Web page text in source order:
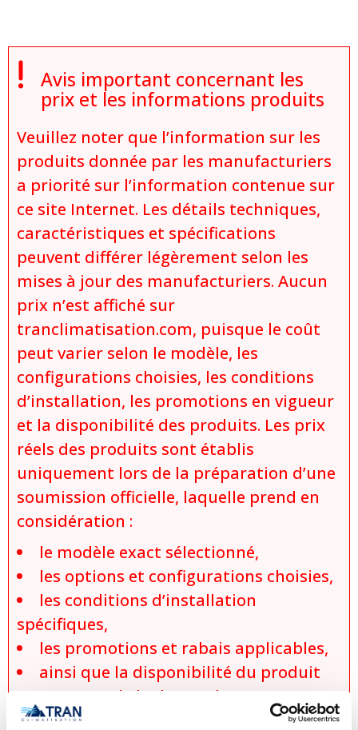
 Avis important concernant les
prix et les informations produits
Veuillez noter que l’information sur les
produits donnée par les manufacturiers
a priorité sur l’information contenue sur
ce site Internet. Les détails techniques,
caractéristiques et spécifications
peuvent différer légèrement selon les
mises à jour des manufacturiers. Aucun
prix n’est affiché sur
tranclimatisation.com, puisque le coût
peut varier selon le modèle, les
configurations choisies, les conditions
d’installation, les promotions en vigueur
et la disponibilité des produits. Les prix
réels des produits sont établis
uniquement lors de la préparation d’une
soumission officielle, laquelle prend en
considération :
le modèle exact sélectionné,
les options et configurations choisies,
les conditions d’installation
spécifiques,
les promotions et rabais applicables,
ainsi que la disponibilité du produit
au moment de la demande.
Aucune vente, promesse de vente ou